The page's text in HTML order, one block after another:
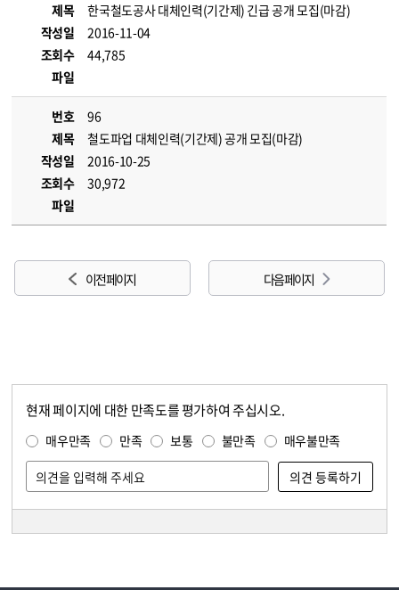
제목
한국철도공사 대체인력(기간제) 긴급 공개 모집(마감)
작성일
2016-11-04
조회수
44,785
파일
번호
96
제목
철도파업 대체인력(기간제) 공개 모집(마감)
작성일
2016-10-25
조회수
30,972
파일
이전 페이지 다음 페이지
현재 페이지에 대한 만족도를 평가하여 주십시오.
매우만족 만족 보통 불만족 매우불만족